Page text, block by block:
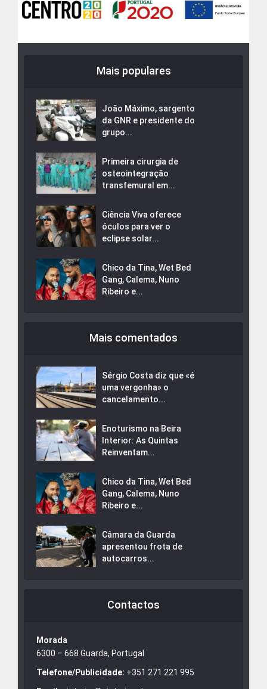
Mais populares
João Máximo, sargento
da GNR e presidente do
grupo...
Primeira cirurgia de
osteointegração
transfemural em...
Ciência Viva oferece
óculos para ver o
eclipse solar...
Chico da Tina, Wet Bed
Gang, Calema, Nuno
Ribeiro e...
Mais comentados
Sérgio Costa diz que «é
uma vergonha» o
cancelamento...
Enoturismo na Beira
Interior: As Quintas
Reinventam...
Chico da Tina, Wet Bed
Gang, Calema, Nuno
Ribeiro e...
Câmara da Guarda
apresentou frota de
autocarros...
Contactos
Morada
6300 – 668 Guarda, Portugal
Telefone/Publicidade: +351 271 221 995